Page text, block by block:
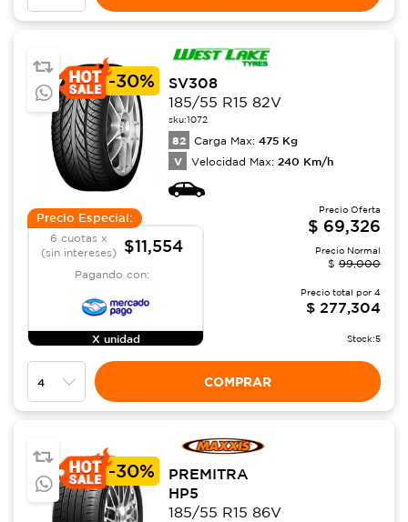
-30%
SV308
185/55 R15 82V
sku:1072
82 Carga Max: 475 Kg
V Velocidad Max: 240 Km/h
Precio Especial:
6 cuotas x
(sin intereses)
$11,554
Pagando con:
X unidad
Precio Oferta
$ 69,326
Precio Normal
$ 99,000
Precio total por 4
$ 277,304
Stock:5
COMPRAR
-30%
PREMITRA
HP5
185/55 R15 86V